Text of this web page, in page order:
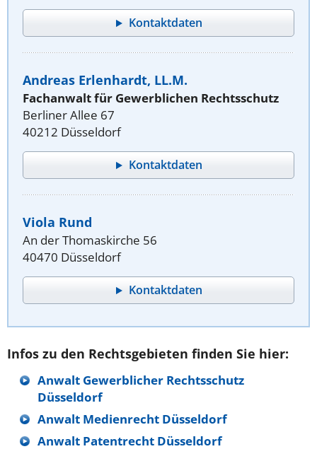
Kontaktdaten
Andreas Erlenhardt, LL.M.
Fachanwalt für Gewerblichen Rechtsschutz
Berliner Allee 67
40212 Düsseldorf
Kontaktdaten
Viola Rund
An der Thomaskirche 56
40470 Düsseldorf
Kontaktdaten
Infos zu den Rechtsgebieten finden Sie hier:
Anwalt Gewerblicher Rechtsschutz
Düsseldorf
Anwalt Medienrecht Düsseldorf
Anwalt Patentrecht Düsseldorf